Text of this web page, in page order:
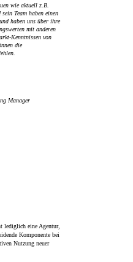
wie aktuell z.B.
Team haben einen
haben uns über ihre
mit anderen
Kenntnissen von
die
Manager
lediglich eine Agentur,
Komponente bei
Nutzung neuer